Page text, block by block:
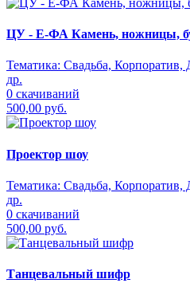
ЦУ - Е-ФА Камень, ножницы,
Тематика: Свадьба,
др.
0 скачиваний
500,00 руб.
Проектор шоу
Тематика: Свадьба,
др.
0 скачиваний
500,00 руб.
Танцевальный шифр